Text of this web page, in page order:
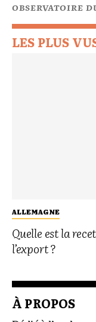
OBSERVATOIRE
LES PLUS
ALLEMAGNE
Quelle est la
l’export ?
À PROPOS